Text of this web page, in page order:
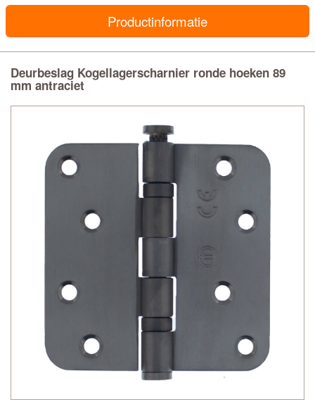
Productinformatie
Deurbeslag Kogellagerscharnier ronde hoeken 89
mm antraciet